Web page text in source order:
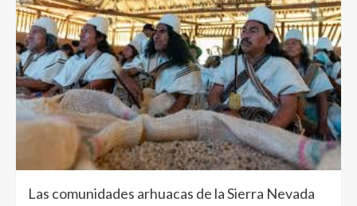
Las comunidades arhuacas de la Sierra Nevada